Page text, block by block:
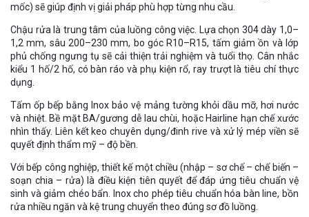
mốc) sẽ giúp định vị giải pháp phù hợp từng nhu cầu.
Chậu rửa là trung tâm của luồng công việc. Lựa chọn 304 dày 1,0–
1,2 mm, sâu 200–230 mm, bo góc R10–R15, tấm giảm ồn và lớp
phủ chống ngưng tụ sẽ cải thiện trải nghiệm và tuổi thọ. Cân nhắc
kiểu 1 hố/2 hố, có bàn ráo và phụ kiện rổ, ray trượt là tiêu chí thực
dụng.
Tấm ốp bếp bằng Inox bảo vệ mảng tường khỏi dầu mỡ, hơi nước
và nhiệt. Bề mặt BA/gương dễ lau chùi, hoặc Hairline hạn chế xước
nhìn thấy. Liên kết keo chuyên dụng/đinh rive và xử lý mép viền sẽ
quyết định thẩm mỹ – độ bền.
Với bếp công nghiệp, thiết kế một chiều (nhập – sơ chế – chế biến –
soạn chia – rửa) là điều kiện tiên quyết để đáp ứng tiêu chuẩn vệ
sinh và giảm chéo bẩn. Inox cho phép tiêu chuẩn hóa bàn line, bồn
rửa nhiều ngăn và kệ trung chuyển theo đúng sơ đồ luồng.